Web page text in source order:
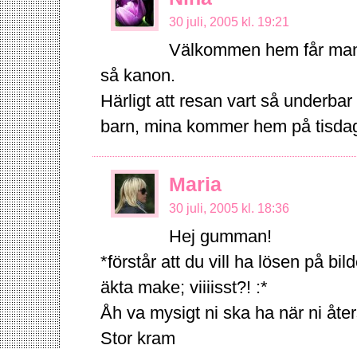
30 juli, 2005 kl. 19:21
Välkommen hem får
så kanon.
Härligt att resan vart så
barn, mina kommer hem på
Maria
30 juli, 2005 kl. 18:36
Hej gumman!
*förstår att du vill ha lösen på
äkta make; viiiisst?! :*
Åh va mysigt ni ska ha när ni
Stor kram